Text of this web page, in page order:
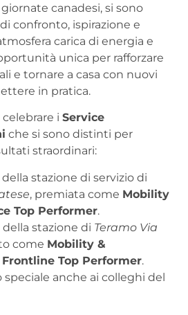
canadesi, si sono
confronto, ispirazione e
carica di energia e
unica per rafforzare
e tornare a casa con nuovi
in pratica.
i Service
che si sono distinti per
straordinari:
stazione di servizio di
, premiata come Mobility
Top Performer.
della stazione di Teramo Via
come Mobility &
Top Performer.
anche ai colleghi del